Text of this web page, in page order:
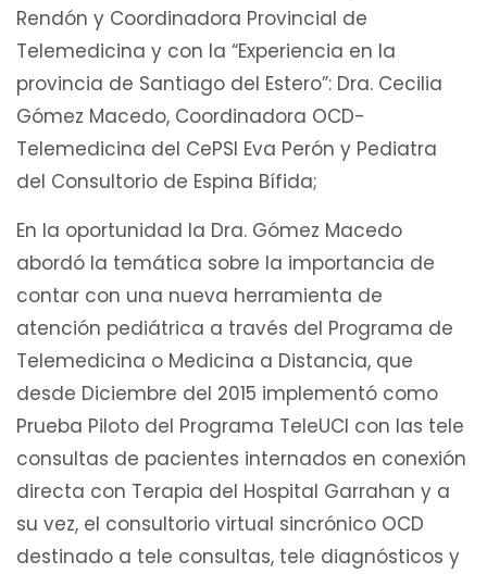
Rendón y Coordinadora Provincial de
Telemedicina y con la “Experiencia en la
provincia de Santiago del Estero”: Dra. Cecilia
Gómez Macedo, Coordinadora OCD-
Telemedicina del CePSI Eva Perón y Pediatra
del Consultorio de Espina Bífida;
En la oportunidad la Dra. Gómez Macedo
abordó la temática sobre la importancia de
contar con una nueva herramienta de
atención pediátrica a través del Programa de
Telemedicina o Medicina a Distancia, que
desde Diciembre del 2015 implementó como
Prueba Piloto del Programa TeleUCI con las tele
consultas de pacientes internados en conexión
directa con Terapia del Hospital Garrahan y a
su vez, el consultorio virtual sincrónico OCD
destinado a tele consultas, tele diagnósticos y